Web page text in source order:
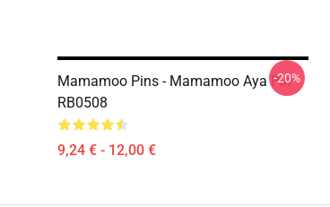
Mamamoo Pins - Mamamoo Aya Pin
RB0508
9,24 € - 12,00 €
-20%